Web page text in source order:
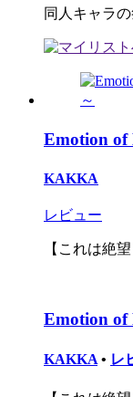
同人キャラ
Emotion of
KAKKA
レビュー
【これは絶
Emotion of
KAKKA • レ